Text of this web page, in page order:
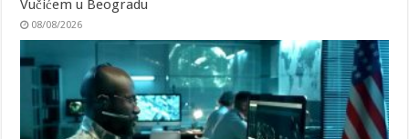
Vučićem u Beogradu
08/08/2026